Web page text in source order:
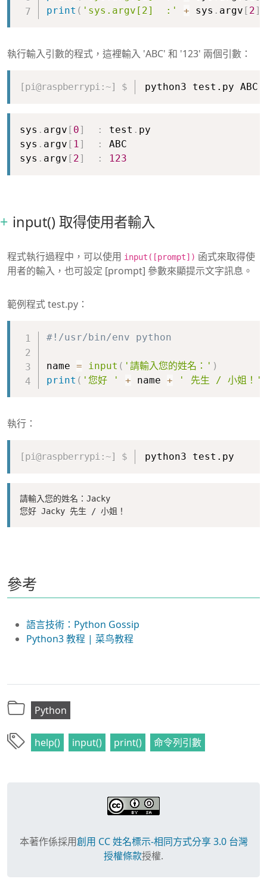
print ( 'sys.argv[2]  :' + sys . argv [ 2]
執行輸入引數的程式，這裡輸入 'ABC' 和 '123' 兩個引數：
python3 test.py ABC
sys . argv [ 0] : test . py
sys . argv [ 1 ] :
ABC
sys . argv [ 2] : 123
input() 取得使用者輸入
程式執行過程中，可以使用 input([prompt]) 函式來取得使
用者的輸入，也可設定 [prompt] 參數來顯提示文字訊息。
範例程式 test.py：
#!/usr/bin/env python
name = input ( '請輸入您的姓名：' )
print ( '您好 ' + name + ' 先生 / 小姐！'
執行：
python3 test.py
請輸入您的姓名：Jacky
您好 Jacky 先生 / 小姐！
參考
語言技術：Python Gossip
Python3 教程 | 菜鸟教程
Python
help() input() print() 命令列引數
本著作係採用創用 CC 姓名標示-相同方式分享 3.0 台灣
授權條款授權.